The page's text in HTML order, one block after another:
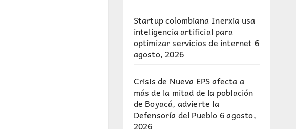
Startup colombiana Inerxia usa
inteligencia artificial para
optimizar servicios de internet 6
agosto, 2026
Crisis de Nueva EPS afecta a
más de la mitad de la población
de Boyacá, advierte la
Defensoría del Pueblo6 agosto,
2026